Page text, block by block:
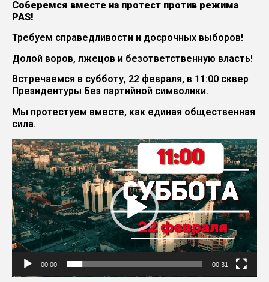
Соберемся вместе на протест против режима
PAS!
Требуем справедливости и досрочных выборов!
Долой воров, лжецов и безответственную власть!
Встречаемся в субботу, 22 февраля, в 11:00 сквер
Президентуры Без партийной символики.
Мы протестуем вместе, как единая общественная
сила.
Видеоплеер
00:00 00:31